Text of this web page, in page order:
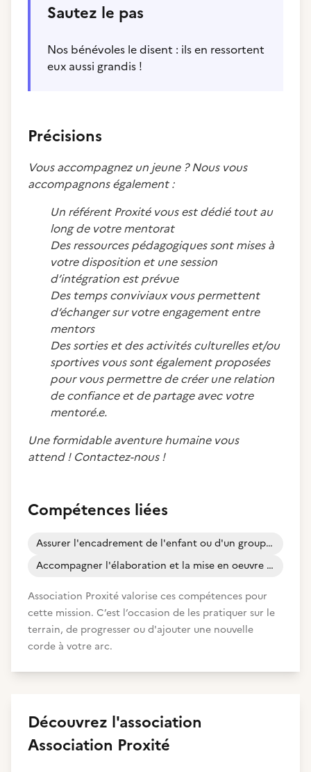
Sautez le pas
Nos bénévoles le disent : ils en ressortent
eux aussi grandis !
Précisions
Vous accompagnez un jeune ? Nous vous
accompagnons également :
Un référent Proxité vous est dédié tout au
long de votre mentorat
Des ressources pédagogiques sont mises à
votre disposition et une session
d’intégration est prévue
Des temps conviviaux vous permettent
d’échanger sur votre engagement entre
mentors
Des sorties et des activités culturelles et/ou
sportives vous sont également proposées
pour vous permettre de créer une relation
de confiance et de partage avec votre
mentoré.e.
Une formidable aventure humaine vous
attend ! Contactez-nous !
Compétences liées
Assurer l'encadrement de l'enfant ou d'un groupe d'enfants
Accompagner l'élaboration et la mise en oeuvre d'un projet d'orientation professionnelle
Association Proxité valorise ces compétences pour
cette mission. C’est l’occasion de les pratiquer sur le
terrain, de progresser ou d'ajouter une nouvelle
corde à votre arc.
Découvrez l'association
Association Proxité